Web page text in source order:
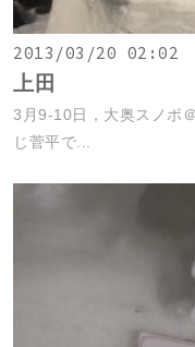
2013/03/20 02:02
上田
3月9-10日，大奥スノボ
じ菅平で...